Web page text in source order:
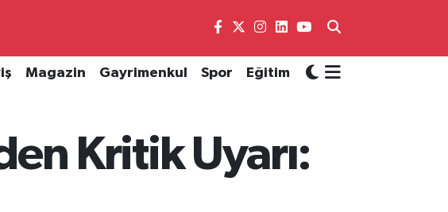
Magazin Gayrimenkul Spor Eğitim
Kritik Uyarı: